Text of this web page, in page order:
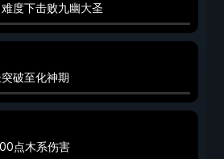
度下击败九幽大圣
破至化神期
点木系伤害